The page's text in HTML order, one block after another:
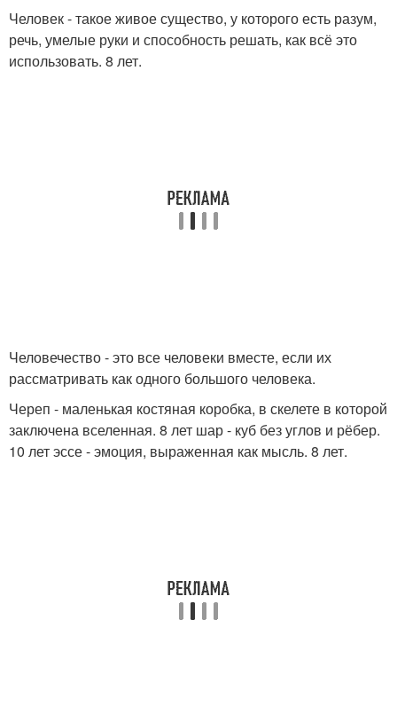
Человек - такое живое существо, у которого есть разум,
речь, умелые руки и способность решать, как всё это
использовать. 8 лет.
Человечество - это все человеки вместе, если их
рассматривать как одного большого человека.
Череп - маленькая костяная коробка, в скелете в которой
заключена вселенная. 8 лет шар - куб без углов и рёбер.
10 лет эссе - эмоция, выраженная как мысль. 8 лет.